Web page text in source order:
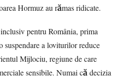
Hormuz au rămas ridicate.
pentru România, prima
suspendare a loviturilor reduce
Mijlociu, regiune de care
sensibile. Numai că decizia